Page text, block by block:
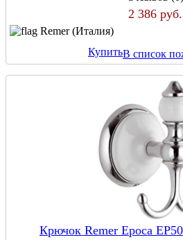
2 386 руб.
Remer (Италия)
КупитьВ список
Крючок Remer Epoca